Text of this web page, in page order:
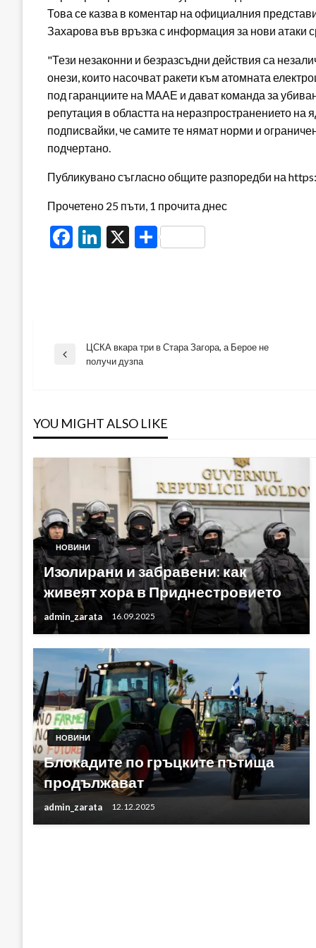
Това се казва в коментар на официалния
Захарова във връзка с информация за нови
"Тези незаконни и безразсъдни действия са
онези, които насочват ракети към атомната
под гаранциите на МААЕ и дават команда за
репутация в областта на неразпространението на
подписвайки, че самите те нямат норми и
подчертано.
Публикувано съгласно общите разпоредби на
Прочетено 25 пъти, 1 прочита днес
Facebook
LinkedIn
X Share
Навигация
Previous
ЦСКА вкара три в Стара Загора, а Берое не
получи дузпа
YOU MIGHT ALSO LIKE
НОВИНИ
Изолирани и забравени: как
живеят хора в Приднестровието
admin_zarata 16.09.2025
НОВИНИ
Блокадите по гръцките пътища
продължават
admin_zarata 12.12.2025